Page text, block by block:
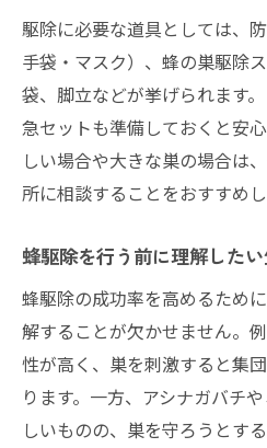
駆除に必要な道具としては、
手袋・マスク）、蜂の巣駆除
袋、脚立などが挙げられます
急セットも準備しておくと安
しい場合や大きな巣の場合は
所に相談することをおすすめし
蜂駆除を行う前に理解した
蜂駆除の成功率を高めるため
解することが欠かせません。
性が高く、巣を刺激すると集
ります。一方、アシナガバチ
しいものの、巣を守ろうとす